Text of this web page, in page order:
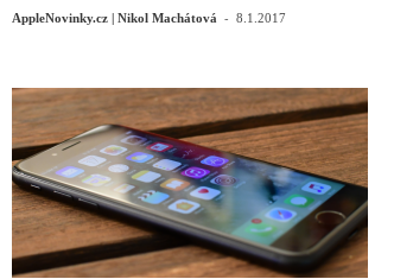
AppleNovinky.cz | Nikol Machátová - 8.1.2017